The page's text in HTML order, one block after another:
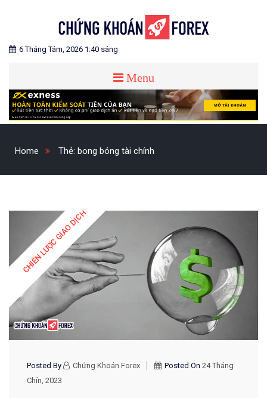
CHỨNG KHOÁN FOREX
Blog chia sẻ về Chứng Khoán và Forex
6 Tháng Tám, 2026 1:40 sáng
Menu
Home Thẻ: bong bóng tài chính
CHIẾN LƯỢC GIAO DỊCH
Posted By Chứng Khoán Forex Posted On 24 Tháng
Chín, 2023